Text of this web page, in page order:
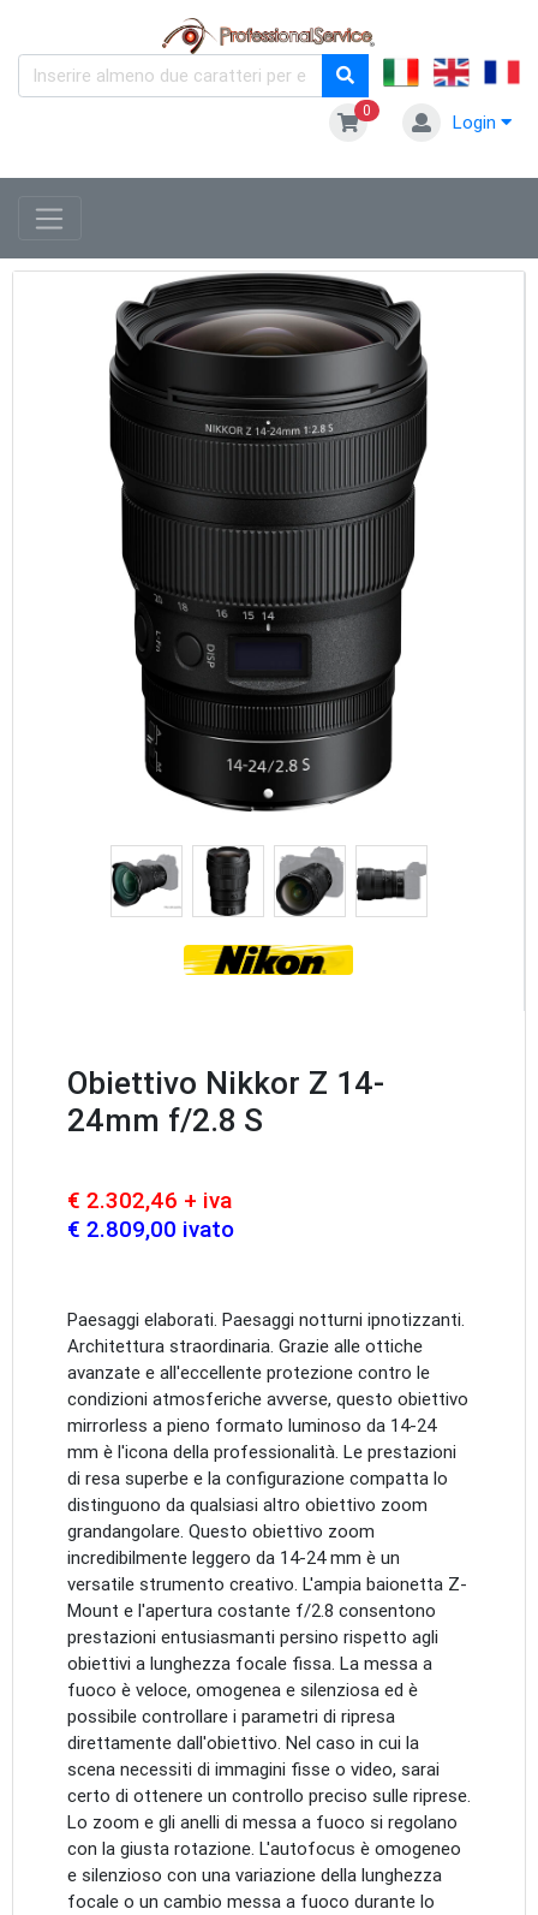
0
Login
Obiettivo Nikkor Z 14-
24mm f/2.8 S
€ 2.302,46 + iva
€ 2.809,00 ivato
Paesaggi elaborati. Paesaggi notturni ipnotizzanti.
Architettura straordinaria. Grazie alle ottiche
avanzate e all'eccellente protezione contro le
condizioni atmosferiche avverse, questo obiettivo
mirrorless a pieno formato luminoso da 14-24
mm è l'icona della professionalità. Le prestazioni
di resa superbe e la configurazione compatta lo
distinguono da qualsiasi altro obiettivo zoom
grandangolare. Questo obiettivo zoom
incredibilmente leggero da 14-24 mm è un
versatile strumento creativo. L'ampia baionetta Z-
Mount e l'apertura costante f/2.8 consentono
prestazioni entusiasmanti persino rispetto agli
obiettivi a lunghezza focale fissa. La messa a
fuoco è veloce, omogenea e silenziosa ed è
possibile controllare i parametri di ripresa
direttamente dall'obiettivo. Nel caso in cui la
scena necessiti di immagini fisse o video, sarai
certo di ottenere un controllo preciso sulle riprese.
Lo zoom e gli anelli di messa a fuoco si regolano
con la giusta rotazione. L'autofocus è omogeneo
e silenzioso con una variazione della lunghezza
focale o un cambio messa a fuoco durante lo